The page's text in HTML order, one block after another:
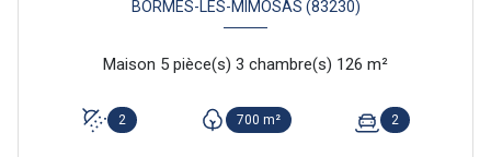
BORMES-LES-MIMOSAS (83230)
Maison 5 pièce(s) 3 chambre(s) 126 m²
2 700 m² 2